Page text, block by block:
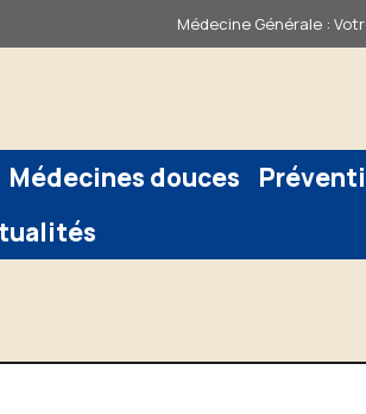
Médecine Générale :
Médecines douces